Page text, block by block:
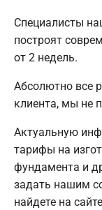
Специалисты
построят
от 2 недель.
Абсолютно все
клиента, мы не
Актуальную
тарифы на
фундамента и
задать нашим
найдете на